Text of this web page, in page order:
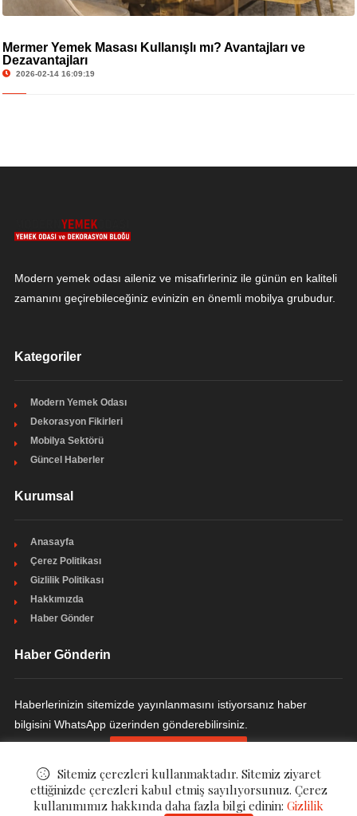
Mermer Yemek Masası Kullanışlı mı? Avantajları ve
Dezavantajları
2026-02-14 16:09:19
Modern yemek odası aileniz ve misafirleriniz ile günün en kaliteli
zamanını geçirebileceğiniz evinizin en önemli mobilya grubudur.
Kategoriler
Modern Yemek Odası
Dekorasyon Fikirleri
Mobilya Sektörü
Güncel Haberler
Kurumsal
Anasayfa
Çerez Politikası
Gizlilik Politikası
Hakkımızda
Haber Gönder
Haber Gönderin
Haberlerinizin sitemizde yayınlanmasını istiyorsanız haber
bilgisini WhatsApp üzerinden gönderebilirsiniz.
Sitemiz çerezleri kullanmaktadır. Sitemiz ziyaret
ettiğinizde çerezleri kabul etmiş sayılıyorsunuz. Çerez
kullanımımız hakkında daha fazla bilgi edinin: Gizlilik